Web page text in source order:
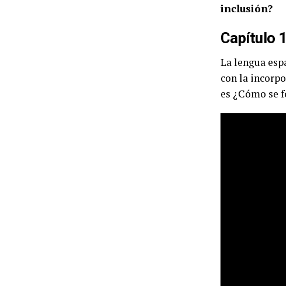
inclusión?
Capítulo 1
La lengua
con la
es ¿Cómo se